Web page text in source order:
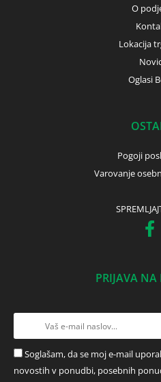
O
Lokacija
Oglasi
Pogoji
Varovanje
PRIJAVA NA
Soglašam, da se moj e-mail
novostih v ponudbi, posebnih